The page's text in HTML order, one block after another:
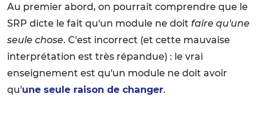
Au premier abord, on pourrait comprendre que le
SRP dicte le fait qu'un module ne doit faire qu'une
seule chose. C'est incorrect (et cette mauvaise
interprétation est très répandue) : le vrai
enseignement est qu'un module ne doit avoir
qu'une seule raison de changer.